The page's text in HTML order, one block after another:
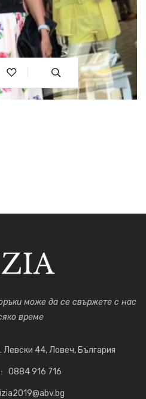
може да се свържете с нас
време
Левски 44, Ловеч, България
0884 916 716